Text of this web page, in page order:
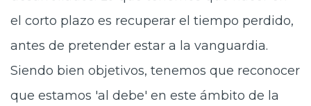
el corto plazo es recuperar el tiempo perdido,
antes de pretender estar a la vanguardia.
Siendo bien objetivos, tenemos que reconocer
que estamos 'al debe' en este ámbito de la